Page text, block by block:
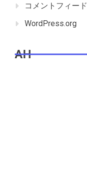
コメントフィード
WordPress.org
AH